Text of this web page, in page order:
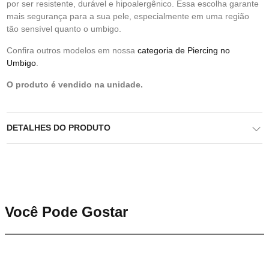
por ser resistente, durável e hipoalergênico. Essa escolha garante
mais segurança para a sua pele, especialmente em uma região
tão sensível quanto o umbigo.
Confira outros modelos em nossa categoria de Piercing no
Umbigo
O produto é vendido na unidade.
DETALHES DO PRODUTO
Você Pode Gostar